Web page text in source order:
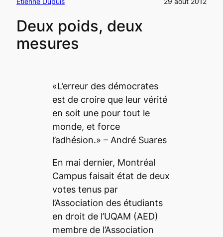
Deux poids, deux
mesures
«L’erreur des démocrates
est de croire que leur vérité
en soit une pour tout le
monde, et force
l’adhésion.» – André Suares
En mai dernier, Montréal
Campus faisait état de deux
votes tenus par
l’Association des étudiants
en droit de l’UQAM (AED)
membre de l’Association